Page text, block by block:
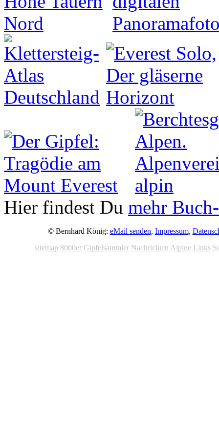
Hier findest Du mehr
© Bernhard König: eMail senden, Impressum,
sitemap 8000er Gipfelsammler Nachrichten Alpine Links